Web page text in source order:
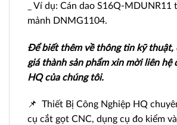
_ Ví dụ: Cán dao S16Q-MDUNR11
mảnh DNMG1104.
Để biết thêm về thông tin kỹ thuật,
giá thành sản phẩm xin mời liên hệ
HQ của chúng tôi.
📌 Thiết Bị Công Nghiệp HQ
cụ cắt gọt CNC, dụng cụ đo kiểm